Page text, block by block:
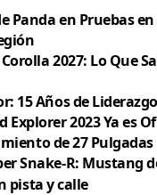
Panda en Pruebas
2027: Lo Que
15 Años de
Explorer 2023 Ya es
de 27 Pulgadas
Snake-R: Mustang
pista y calle